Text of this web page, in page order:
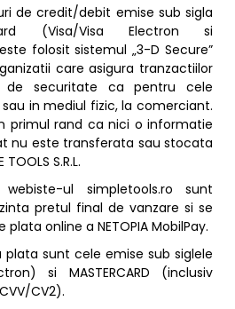
de credit/debit emise sub sigla
(Visa/Visa Electron si
folosit sistemul „3-D Secure”
care asigura tranzactiilor
de securitate ca pentru cele
in mediul fizic, la comerciant.
primul rand ca nici o informatie
nu este transferata sau stocata
S.R.L.
ul simpletools.ro sunt
pretul final de vanzare si se
online a NETOPIA MobilPay.
sunt cele emise sub siglele
si MASTERCARD (inclusiv
CV2).